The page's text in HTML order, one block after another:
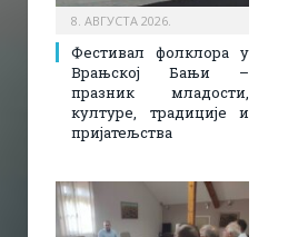
8. АВГУСТА 2026.
Фестивал фолклора у
Врањској Бањи –
празник младости,
културе, традиције и
пријатељства